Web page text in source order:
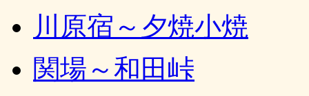
川原宿～夕焼小焼
関場～和田峠